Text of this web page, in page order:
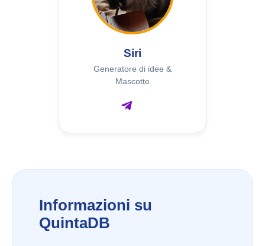
Siri
Generatore di idee &
Mascotte
Informazioni su
QuintaDB